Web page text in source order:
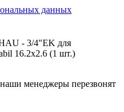
данных
- 3/4"EK для
16.2x2.6 (1 шт.)
менеджеры перезвонят